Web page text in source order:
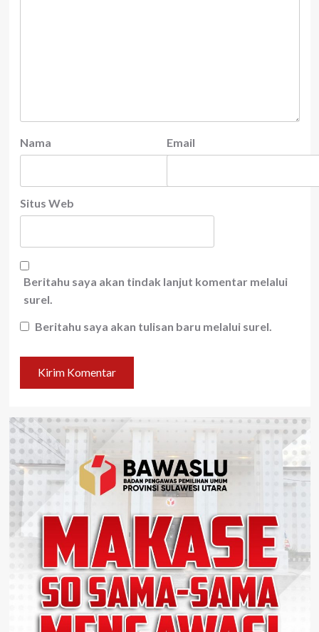
Nama Email
Situs Web
Beritahu saya akan tindak lanjut komentar melalui
surel.
Beritahu saya akan tulisan baru melalui surel.